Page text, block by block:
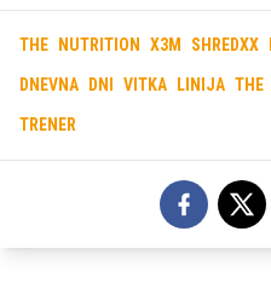
THE NUTRITION X3M SHREDXX
DNEVNA DNI VITKA LINIJA THE
TRENER